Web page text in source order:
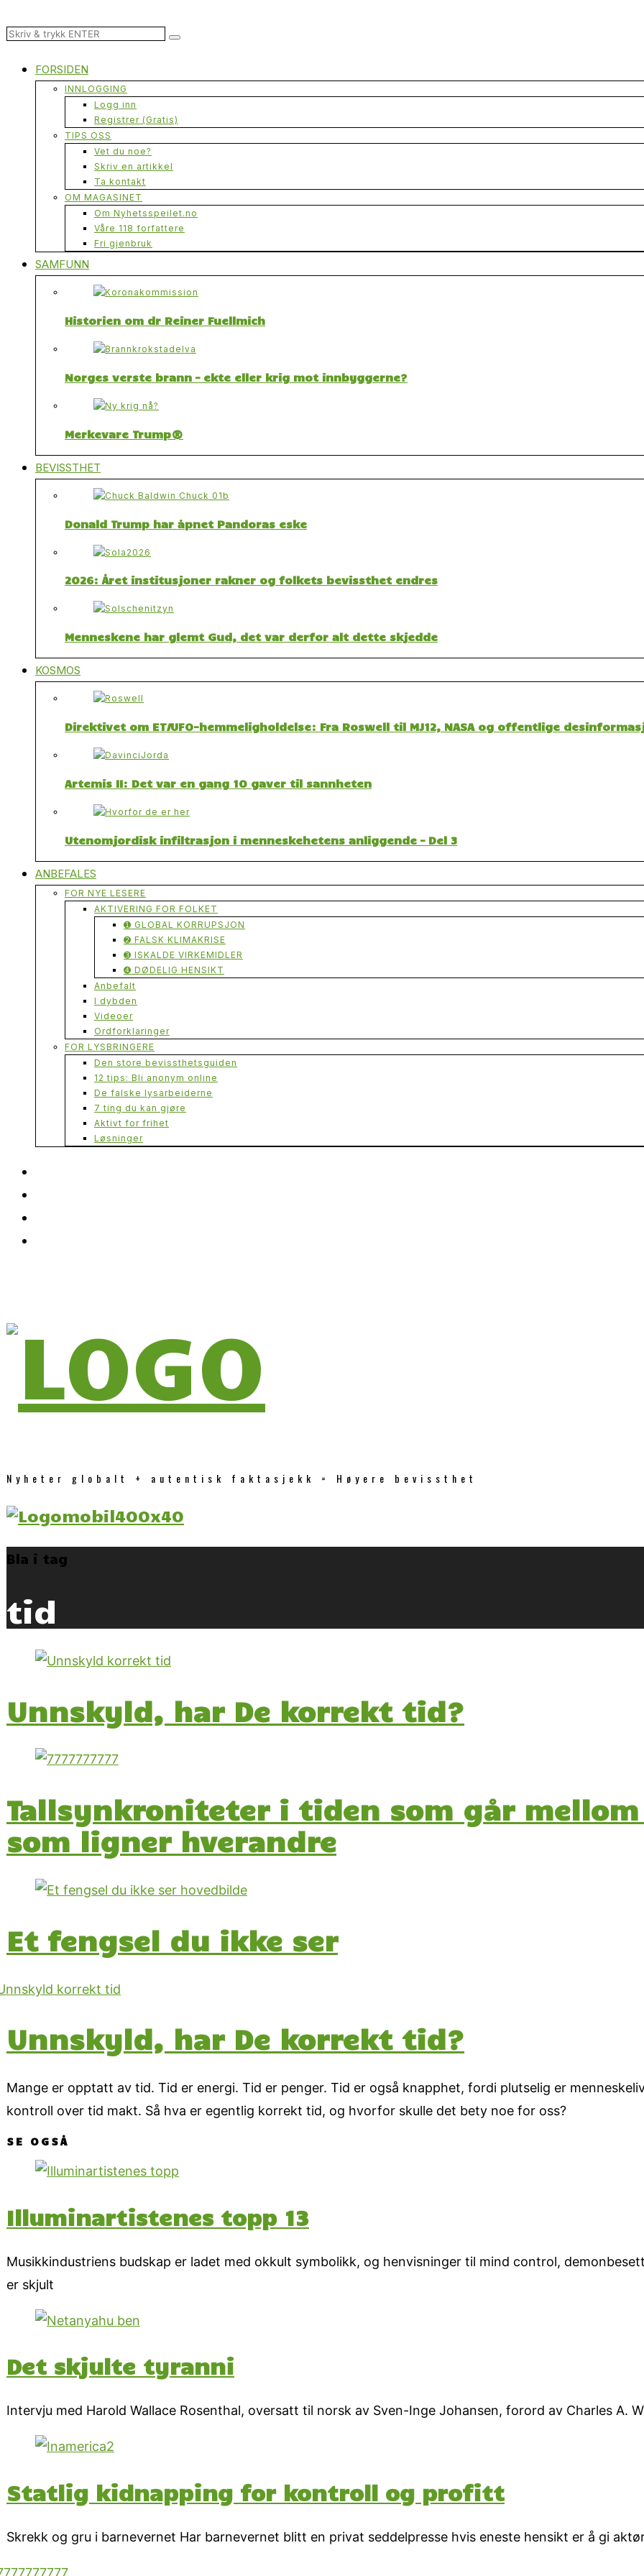
FORSIDEN
INNLOGGING
Logg inn
Registrer (Gratis)
TIPS OSS
Vet du noe?
Skriv en artikkel
Ta kontakt
OM MAGASINET
Om Nyhetsspeilet.no
Våre 118 forfattere
Fri gjenbruk
SAMFUNN
Historien om dr Reiner Fuellmich
Norges verste brann – ekte eller krig mot innbyggerne?
Merkevare Trump®
BEVISSTHET
Donald Trump har åpnet Pandoras eske
2026: Året institusjoner rakner og folkets bevissthet endres
Menneskene har glemt Gud, det var derfor alt dette skjedde
KOSMOS
Direktivet om ET/UFO-hemmeligholdelse: Fra Roswell til MJ12, NASA og offentlige
Artemis II: Det var en gang 10 gaver til sannheten
Utenomjordisk infiltrasjon i menneskehetens anliggende – Del 3
ANBEFALES
FOR NYE LESERE
AKTIVERING FOR FOLKET
➊ GLOBAL KORRUPSJON
➋ FALSK KLIMAKRISE
➌ ISKALDE VIRKEMIDLER
➍ DØDELIG HENSIKT
Anbefalt
I dybden
Videoer
Ordforklaringer
FOR LYSBRINGERE
Den store bevissthetsguiden
12 tips: Bli anonym online
De falske lysarbeiderne
7 ting du kan gjøre
Aktivt for frihet
Løsninger
Nyheter globalt + autentisk faktasjekk = Høyere bevissthet
Bla i tag
tid
Unnskyld, har De korrekt tid?
Tallsynkroniteter i tiden som går mellom
som ligner hverandre
Et fengsel du ikke ser
Unnskyld, har De korrekt tid?
Mange er opptatt av tid. Tid er energi. Tid er penger. Tid er også knapphet, fordi plutselig er
kontroll over tid makt. Så hva er egentlig korrekt tid, og hvorfor skulle det bety noe for oss?
SE OGSÅ
Illuminartistenes topp 13
Musikkindustriens budskap er ladet med okkult symbolikk, og henvisninger til mind control,
er skjult
Det skjulte tyranni
Intervju med Harold Wallace Rosenthal, oversatt til norsk av Sven-Inge Johansen, forord av Charles A.
Statlig kidnapping for kontroll og profitt
Skrekk og gru i barnevernet Har barnevernet blitt en privat seddelpresse hvis eneste hensikt er å gi